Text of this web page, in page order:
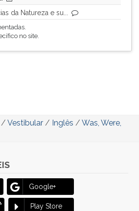
da Natureza e su...
no site.
/ Vestibular / Inglês / Was, Were,
Google+
Play Store